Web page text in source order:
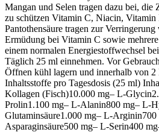
Mangan und Selen tragen dazu bei, die
zu schützen Vitamin C, Niacin,
Pantothensäure tragen zur
Ermüdung bei Vitamin C sowie
einem normalen Energiestoffwechsel
Täglich 25 ml einnehmen. Vor
Öffnen kühl lagern und innerhalb von 2
Inhaltsstoffe pro Tagesdosis (25 ml)
Kollagen (Fisch)10.000 mg– L-
Prolin1.100 mg– L-Alanin800 mg– L-
Glutaminsäure1.000 mg– L-
Asparaginsäure500 mg– L-Serin400